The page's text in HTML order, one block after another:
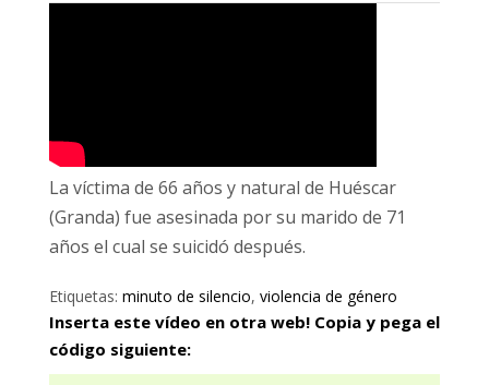
La víctima de 66 años y natural de Huéscar
(Granda) fue asesinada por su marido de 71
años el cual se suicidó después.
Etiquetas: minuto de silencio, violencia de género
Inserta este vídeo en otra web! Copia y pega el
código siguiente: